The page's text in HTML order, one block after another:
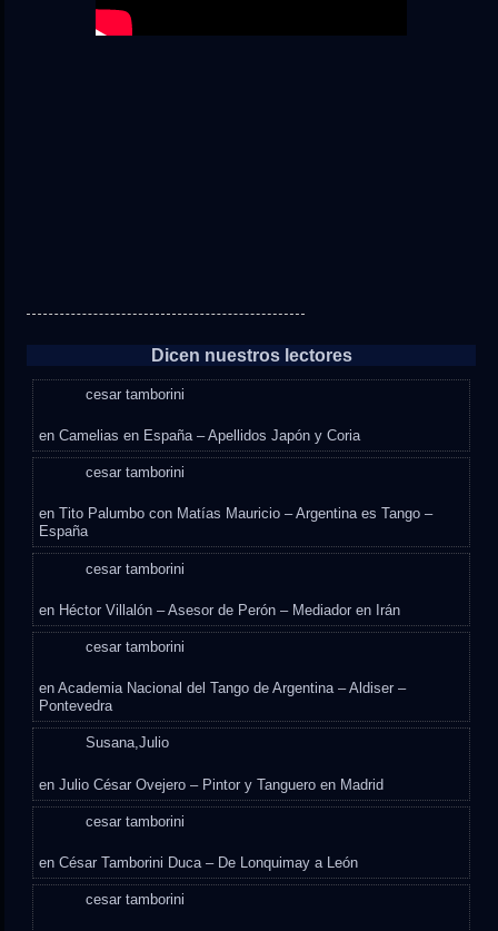
Dicen nuestros lectores
cesar tamborini
enCamelias en España – Apellidos Japón y Coria
cesar tamborini
enTito Palumbo con Matías Mauricio – Argentina es Tango –
España
cesar tamborini
en Héctor Villalón – Asesor de Perón – Mediador en Irán
cesar tamborini
enAcademia Nacional del Tango de Argentina – Aldiser –
Pontevedra
Susana,Julio
enJulio César Ovejero – Pintor y Tanguero en Madrid
cesar tamborini
enCésar Tamborini Duca – De Lonquimay a León
cesar tamborini